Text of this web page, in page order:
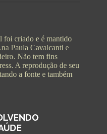
foi criado e é mantido
Paula Cavalcanti e
Não tem fins
A reprodução de seu
a fonte e também